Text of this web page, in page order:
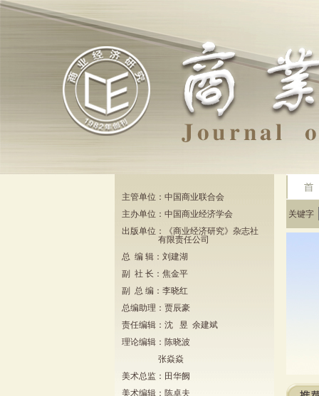
主管单位：中国商业联合会
主办单位：中国商业经济学会
出版单位：《商业经济研究》杂志社
有限责任公司
总 编 辑：刘建湖
副 社 长：焦金平
副 总 编：李晓红
总编助理：贾辰豪
责任编辑：沈 昱 余建斌
理论编辑：陈晓波
张焱焱
美术总监：田华阙
美术编辑：陈卓夫
关键字